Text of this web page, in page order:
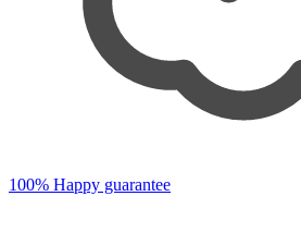
100% Happy guarantee